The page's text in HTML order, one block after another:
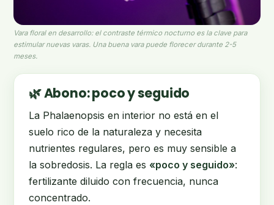
Vara floral en desarrollo: el contraste térmico nocturno es la clave para
estimular nuevas varas. Una buena vara puede florecer durante 2-5
meses.
🌿 Abono: poco y seguido
La Phalaenopsis en interior no está en el
suelo rico de la naturaleza y necesita
nutrientes regulares, pero es muy sensible a
la sobredosis. La regla es «poco y seguido»:
fertilizante diluido con frecuencia, nunca
concentrado.